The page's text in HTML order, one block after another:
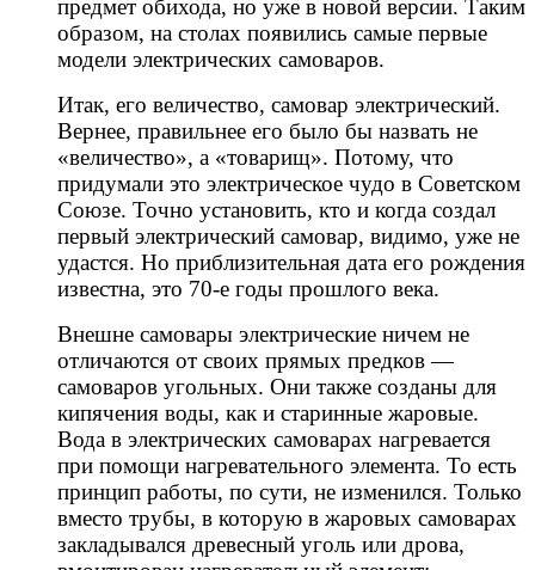
предмет обихода, но уже в новой версии. Таким
образом, на столах появились самые первые
модели электрических самоваров.
Итак, его величество, самовар электрический.
Вернее, правильнее его было бы назвать не
«величество», а «товарищ». Потому, что
придумали это электрическое чудо в Советском
Союзе. Точно установить, кто и когда создал
первый электрический самовар, видимо, уже не
удастся. Но приблизительная дата его рождения
известна, это 70-е годы прошлого века.
Внешне самовары электрические ничем не
отличаются от своих прямых предков —
самоваров угольных. Они также созданы для
кипячения воды, как и старинные жаровые.
Вода в электрических самоварах нагревается
при помощи нагревательного элемента. То есть
принцип работы, по сути, не изменился. Только
вместо трубы, в которую в жаровых самоварах
закладывался древесный уголь или дрова,